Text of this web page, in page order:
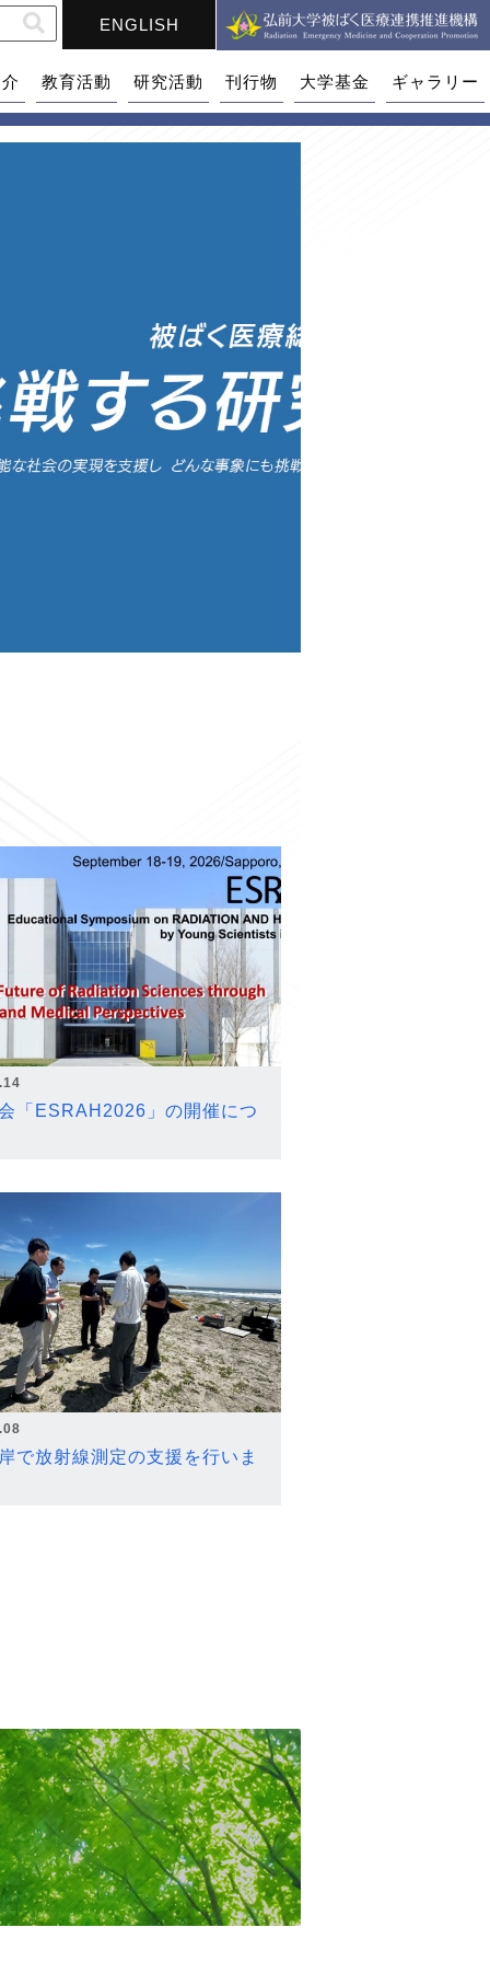
ENGLISH
教育活動 研究活動 刊行物 大学基金 ギャラリー
「ESRAH2026」の開催につ
で放射線測定の支援を行いま